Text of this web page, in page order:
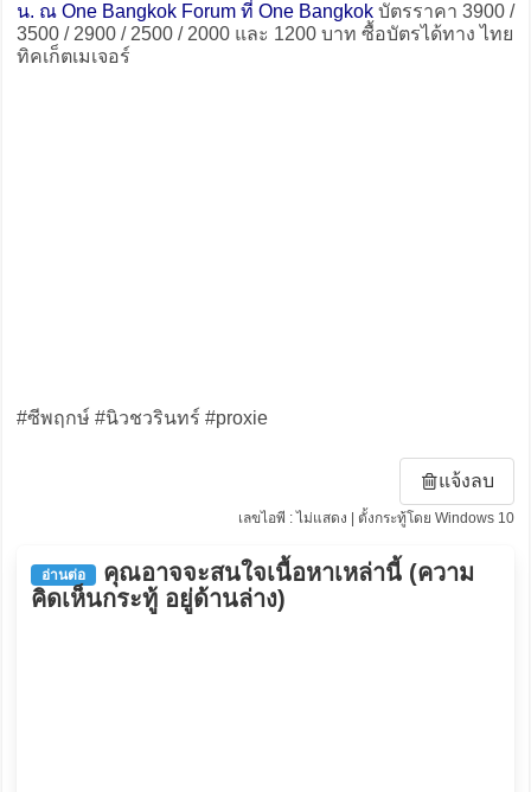
น. ณ One Bangkok Forum ที่ One Bangkokบัตรราคา 3900 /
3500 / 2900 / 2500 / 2000 และ 1200 บาท ซื้อบัตรได้ทาง ไทย
ทิคเก็ตเมเจอร์
#ซีพฤกษ์ #นิวชวรินทร์ #proxie
แจ้งลบ
เลขไอพี : ไม่แสดง | ตั้งกระทู้โดย Windows 10
อ่านต่อ
คุณอาจจะสนใจเนื้อหาเหล่านี้ (ความ
คิดเห็นกระทู้ อยู่ด้านล่าง)